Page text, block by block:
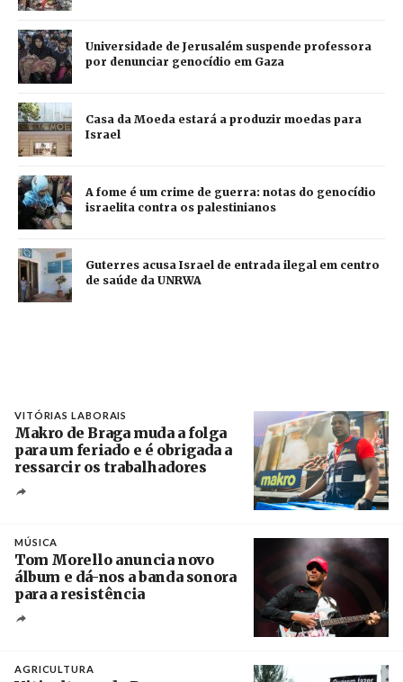
Universidade de Jerusalém suspende professora
por denunciar genocídio em Gaza
Casa da Moeda estará a produzir moedas para
Israel
A fome é um crime de guerra: notas do genocídio
israelita contra os palestinianos
Guterres acusa Israel de entrada ilegal em centro
de saúde da UNRWA
VITÓRIAS LABORAIS
Makro de Braga muda a folga
para um feriado e é obrigada a
ressarcir os trabalhadores
MÚSICA
Tom Morello anuncia novo
álbum e dá-nos a banda sonora
para a resistência
AGRICULTURA